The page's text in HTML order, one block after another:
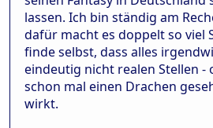
lassen. Ich bin ständig am
dafür macht es doppelt so viel
finde selbst, dass alles
eindeutig nicht realen Stellen -
schon mal einen Drachen
wirkt.